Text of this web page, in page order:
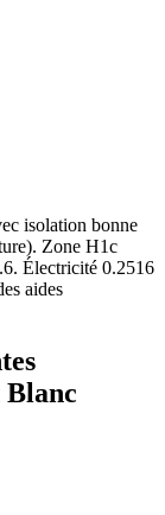
isolation bonne
). Zone H1c
. Électricité 0.2516
aides